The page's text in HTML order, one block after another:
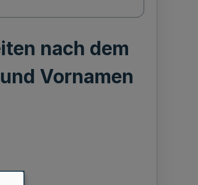
nach dem
Vornamen